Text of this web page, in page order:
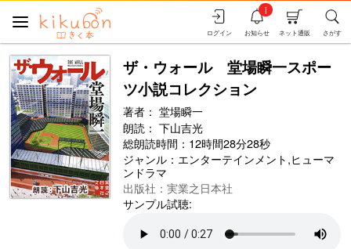
さがす
ネット通販
お知らせ
i
ログイン
ザ・ウォール 堂場瞬一スポー
ツ小説コレクション
著者： 堂場瞬一
朗読： 下山吉光
総朗読時間：12時間28分28秒
ジャンル： エンターテインメント,ヒューマ
ンドラマ
出版社：実業之日本社
サンプル試聴: